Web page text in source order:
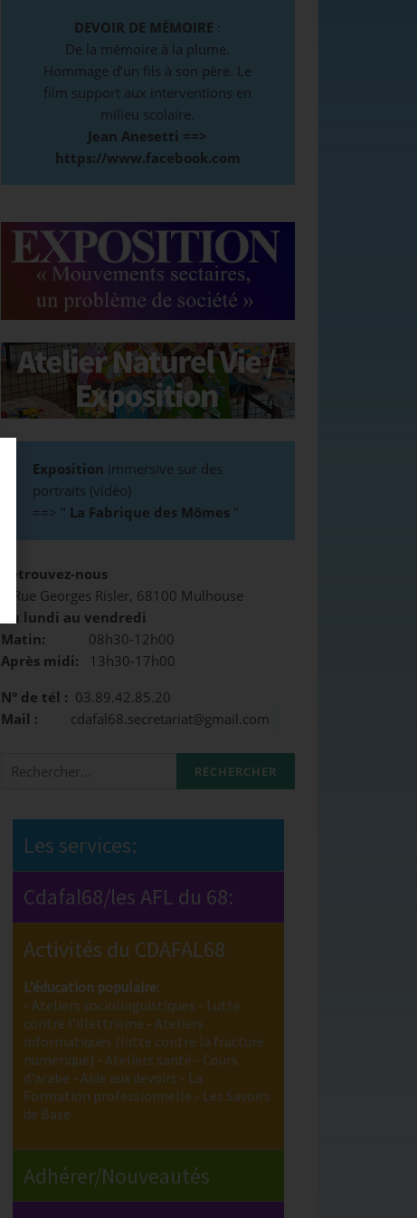
DEVOIR DE MÉMOIRE :
De la mémoire à la plume.
Hommage d’un fils à son père. Le
film support aux interventions en
milieu scolaire.
Jean Anesetti ==>
https://www.facebook.com
Exposition immersive sur des
portraits (vidéo)
==> " La Fabrique des Mômes "
Retrouvez-nous
3 Rue Georges Risler, 68100 Mulhouse
Du lundi au vendredi
Matin: 08h30-12h00
Après midi: 13h30-17h00
N° de tél : 03.89.42.85.20
Mail : cdafal68.secretariat@gmail.com